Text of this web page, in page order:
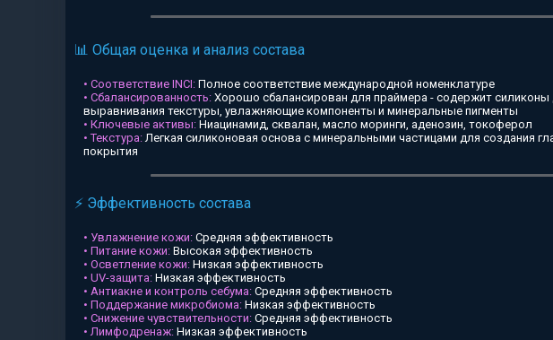
📊 Общая оценка и анализ состава
• Соответствие INCI: Полное соответствие международной номенклатуре
• Сбалансированность: Хорошо сбалансирован для праймера - содержит силиконы
выравнивания текстуры, увлажняющие компоненты и минеральные пигменты
• Ключевые активы: Ниацинамид, сквалан, масло моринги, аденозин, токоферол
• Текстура:Легкая силиконовая основа с минеральными частицами для создания
покрытия
⚡ Эффективность состава
• Увлажнение кожи: Средняя эффективность
• Питание кожи: Высокая эффективность
• Осветление кожи: Низкая эффективность
• UV-защита: Низкая эффективность
• Антиакне и контроль себума: Средняя эффективность
• Поддержание микробиома: Низкая эффективность
• Снижение чувствительности: Средняя эффективность
• Лимфодренаж: Низкая эффективность